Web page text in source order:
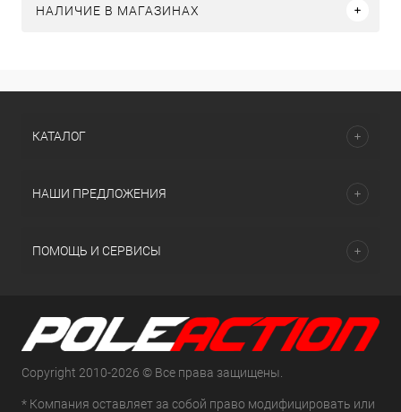
НАЛИЧИЕ В МАГАЗИНАХ
КАТАЛОГ
НАШИ ПРЕДЛОЖЕНИЯ
ПОМОЩЬ И СЕРВИСЫ
Copyright 2010-2026 © Все права защищены.
* Компания оставляет за собой право модифицировать или